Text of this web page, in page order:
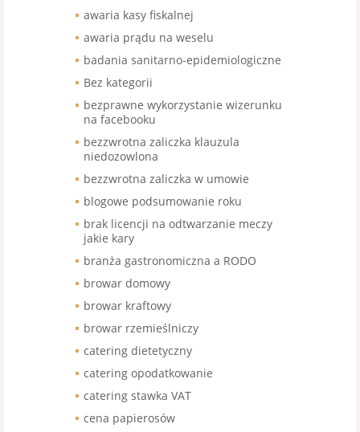
awaria kasy fiskalnej
awaria prądu na weselu
badania sanitarno-epidemiologiczne
Bez kategorii
bezprawne wykorzystanie wizerunku
na facebooku
bezzwrotna zaliczka klauzula
niedozowlona
bezzwrotna zaliczka w umowie
blogowe podsumowanie roku
brak licencji na odtwarzanie meczy
jakie kary
branża gastronomiczna a RODO
browar domowy
browar kraftowy
browar rzemieślniczy
catering dietetyczny
catering opodatkowanie
catering stawka VAT
cena papierosów